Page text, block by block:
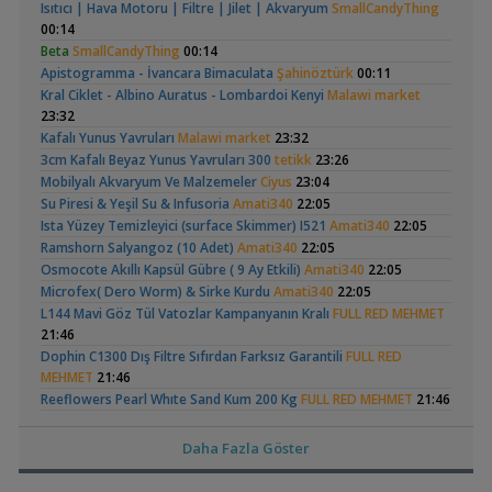
Catappa Yetişiyorum Rafayel,22:46
Bitki Türleri ve Bakımı
Akvaredden Gelen Bitkiler
Bitki Türleri ve Bakımı
30x20x20 akvaristsaglam, 20:15
Akvaryum Tanıtımı
Japon Balığım Yüzeyde Hava Almaya Çalışıyor
18:01
Yeni Üye Forumu
Karides Akvaryumu: Karideslerim Ölüyorugurbaran
Yeni Üye Forumu
Beta Balığında İdeal Damızlık Yaşı Kaç Aydır?
Yeni Üye Forumu
Filtre Önerisi SemihDinçer,17:17
Yeni Üye Forumu
Tek Co2 Tüpü Aynı Anda 2 Akvaryumda Kullanılır Mı?
GETS34 ,10:03
Işık CO2 ve Ekipmanlar
Klorlu Suya Girmiş Pipo Filtrehoppala,02:22
Akvaryum Daki Beyaz İnce SolucanlarAhmet53
Yavruları
Ramshorn Hakkında
Her Şey
Elma Salyangozu
Güncel
(200 Litre)
30x20x20 Ramshorn
Leonardit Zeminli
Akvaryum Kurulumu
Neon Tetra(123)
Isıtıcı | Hava Motoru | Filtre | Jilet | Akvaryum SmallCandyThing
00:14
Beta SmallCandyThing 00:14
Apistogramma - İvancara Bimaculata Şahinöztürk00:11
Kral Ciklet - Albino Auratus - Lombardoi Kenyi Malawi market
23:32
Kafalı Yunus Yavruları Malawi market 23:32
3cm Kafalı Beyaz Yunus Yavruları 300 tetikk 23:26
Mobilyalı Akvaryum Ve MalzemelerCiyus 23:04
Su Piresi & Yeşil Su & Infusoria Amati340 22:05
Ista Yüzey Temizleyici (surface Skimmer) I521 Amati340 22:05
Ramshorn Salyangoz (10 Adet) Amati340 22:05
Osmocote Akıllı Kapsül Gübre ( 9 Ay Etkili) Amati340 22:05
Microfex( Dero Worm) & Sirke Kurdu Amati340 22:05
L144 Mavi Göz Tül Vatozlar Kampanyanın Kralı FULL RED MEHMET
21:46
Dophin C1300 Dış Filtre Sıfırdan Farksız Garantili FULL RED
MEHMET 21:46
Reeflowers Pearl Whıte Sand Kum 200 Kg FULL RED MEHMET 21:46
Amazon Hançeri Cryptocoryne Canlı Üreyen Bitkiler
Daha Fazla Göster